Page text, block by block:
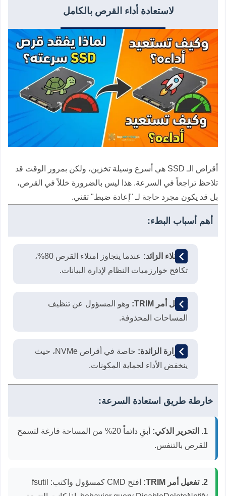
لاستعادة أداء القرص بالكامل
أقراص الـ SSD هي أسرع وسيلة تخزين، ولكن بمرور الوقت قد
تلاحظ تراجعاً في السرعة. هذا ليس بالضرورة خللاً في القرص،
بل قد يكون مجرد حاجة لـ "إعادة ضبط" تقني.
أهم أسباب البطء:
الامتلاء الزائد:
عندما يتجاوز امتلاء القرص 80%،
تكافح خوارزميات النظام لإدارة البيانات.
تعطل أمر TRIM:
وهو المسؤول عن تنظيف
المساحات المحذوفة.
الحرارة الزائدة:
خاصة في أقراص NVMe، حيث
ينخفض الأداء لحماية المكونات.
خارطة طريق استعادة السرعة:
1. التحرير الذكي:
أبقِ دائماً 20% من المساحة فارغة لتسمح
للقرص بالتنفس.
2. تفعيل أمر TRIM: افتح CMD كمسؤول واكتب:
fsutil